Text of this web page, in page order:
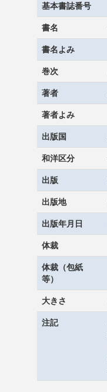
基本書誌番号
書名
書名よみ
巻次
著者
著者よみ
出版国
和洋区分
出版
出版地
出版年月日
体裁
体裁（包紙
等）
大きさ
注記